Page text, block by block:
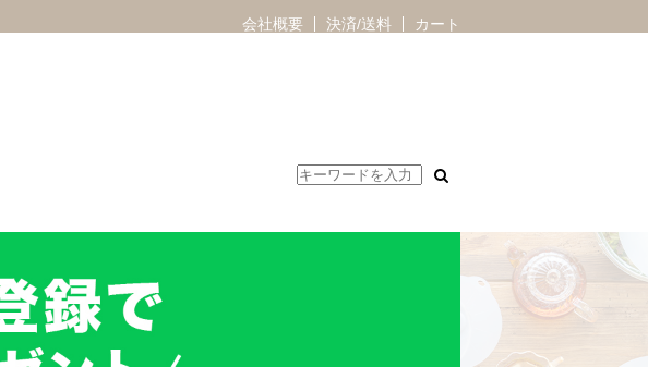
会社概要 決済/送料 カート